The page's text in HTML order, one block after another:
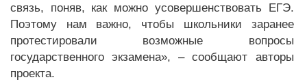
связь, поняв, как можно усовершенствовать ЕГЭ.
Поэтому нам важно, чтобы школьники заранее
протестировали возможные вопросы
государственного экзамена», – сообщают авторы
проекта.